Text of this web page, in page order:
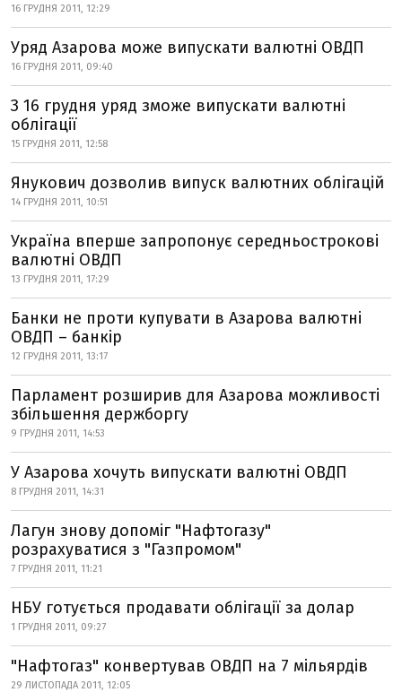
16 ГРУДНЯ 2011, 12:29
Уряд Азарова може випускати валютні ОВДП
16 ГРУДНЯ 2011, 09:40
З 16 грудня уряд зможе випускати валютні
облігації
15 ГРУДНЯ 2011, 12:58
Янукович дозволив випуск валютних облігацій
14 ГРУДНЯ 2011, 10:51
Україна вперше запропонує середньострокові
валютні ОВДП
13 ГРУДНЯ 2011, 17:29
Банки не проти купувати в Азарова валютні
ОВДП – банкір
12 ГРУДНЯ 2011, 13:17
Парламент розширив для Азарова можливості
збільшення держборгу
9 ГРУДНЯ 2011, 14:53
У Азарова хочуть випускати валютнi ОВДП
8 ГРУДНЯ 2011, 14:31
Лагун знову допоміг "Нафтогазу"
розрахуватися з "Газпромом"
7 ГРУДНЯ 2011, 11:21
НБУ готується продавати облігації за долар
1 ГРУДНЯ 2011, 09:27
"Нафтогаз" конвертував ОВДП на 7 мільярдів
29 ЛИСТОПАДА 2011, 12:05